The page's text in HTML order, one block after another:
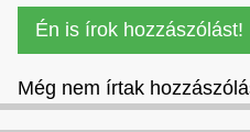
Én is írok hozzászólást!
Még nem írtak